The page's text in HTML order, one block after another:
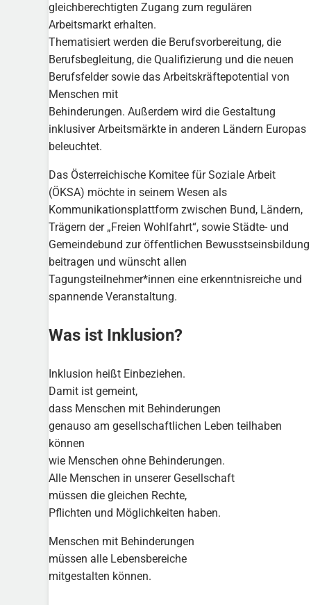
gleichberechtigten Zugang zum regulären
Arbeitsmarkt erhalten.
Thematisiert werden die Berufsvorbereitung, die
Berufsbegleitung, die Qualifizierung und die neuen
Berufsfelder sowie das Arbeitskräftepotential von
Menschen mit
Behinderungen. Außerdem wird die Gestaltung
inklusiver Arbeitsmärkte in anderen Ländern Europas
beleuchtet.
Das Österreichische Komitee für Soziale Arbeit
(ÖKSA) möchte in seinem Wesen als
Kommunikationsplattform zwischen Bund, Ländern,
Trägern der „Freien Wohlfahrt“, sowie Städte- und
Gemeindebund zur öffentlichen Bewusstseinsbildung
beitragen und wünscht allen
Tagungsteilnehmer*innen eine erkenntnisreiche und
spannende Veranstaltung.
Was ist Inklusion?
Inklusion heißt Einbeziehen.
Damit ist gemeint,
dass Menschen mit Behinderungen
genauso am gesellschaftlichen Leben teilhaben
können
wie Menschen ohne Behinderungen.
Alle Menschen in unserer Gesellschaft
müssen die gleichen Rechte,
Pflichten und Möglichkeiten haben.
Menschen mit Behinderungen
müssen alle Lebensbereiche
mitgestalten können.